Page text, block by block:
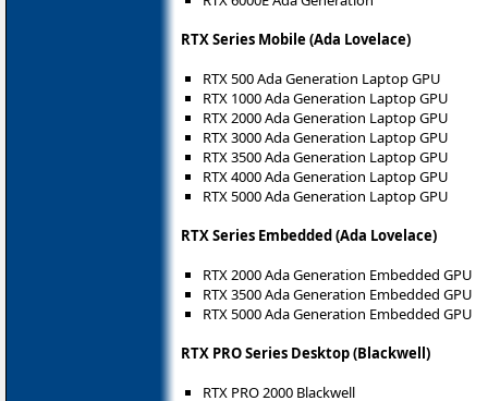
RTX Series Mobile (Ada Lovelace)
RTX 500 Ada Generation Laptop GPU
RTX 1000 Ada Generation Laptop GPU
RTX 2000 Ada Generation Laptop GPU
RTX 3000 Ada Generation Laptop GPU
RTX 3500 Ada Generation Laptop GPU
RTX 4000 Ada Generation Laptop GPU
RTX 5000 Ada Generation Laptop GPU
RTX Series Embedded (Ada Lovelace)
RTX 2000 Ada Generation Embedded GPU
RTX 3500 Ada Generation Embedded GPU
RTX 5000 Ada Generation Embedded GPU
RTX PRO Series Desktop (Blackwell)
RTX PRO 2000 Blackwell